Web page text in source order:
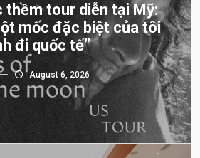
thềm tour diễn tại Mỹ:
mốc đặc biệt của tôi
đi quốc tế”
August 6, 2026